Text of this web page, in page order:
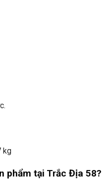
kg
phẩm tại Trắc Địa 58?